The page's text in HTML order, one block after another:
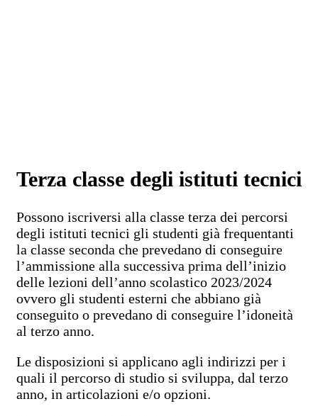
Terza classe degli istituti tecnici
Possono iscriversi alla classe terza dei percorsi
degli istituti tecnici gli studenti già frequentanti
la classe seconda che prevedano di conseguire
l’ammissione alla successiva prima dell’inizio
delle lezioni dell’anno scolastico 2023/2024
ovvero gli studenti esterni che abbiano già
conseguito o prevedano di conseguire l’idoneità
al terzo anno.
Le disposizioni si applicano agli indirizzi per i
quali il percorso di studio si sviluppa, dal terzo
anno, in articolazioni e/o opzioni.